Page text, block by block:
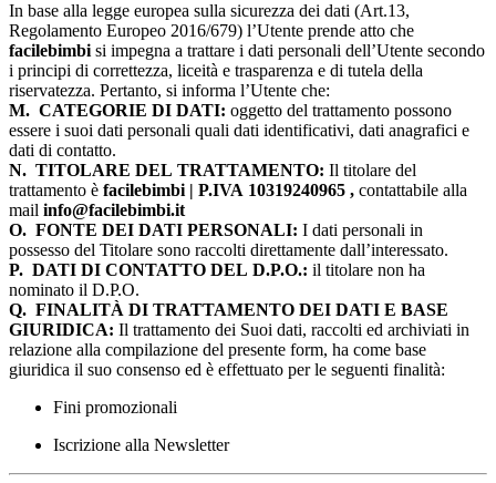
In base alla legge europea sulla sicurezza dei dati (Art.13,
Regolamento Europeo 2016/679) l’Utente prende atto che
facilebimbi si impegna a trattare i dati personali dell’Utente secondo
i principi di correttezza, liceità e trasparenza e di tutela della
riservatezza. Pertanto, si informa l’Utente che:
M. CATEGORIE DI DATI: oggetto del trattamento possono
essere i suoi dati personali quali dati identificativi, dati anagrafici e
dati di contatto.
N. TITOLARE DEL TRATTAMENTO: Il titolare del
trattamento è facilebimbi | P.IVA 10319240965 , contattabile alla
mail info@facilebimbi.it
O. FONTE DEI DATI PERSONALI: I dati personali in
possesso del Titolare sono raccolti direttamente dall’interessato.
P. DATI DI CONTATTO DEL D.P.O.: il titolare non ha
nominato il D.P.O.
Q. FINALITÀ DI TRATTAMENTO DEI DATI E BASE
GIURIDICA: Il trattamento dei Suoi dati, raccolti ed archiviati in
relazione alla compilazione del presente form, ha come base
giuridica il suo consenso ed è effettuato per le seguenti finalità:
Fini promozionali
Iscrizione alla Newsletter